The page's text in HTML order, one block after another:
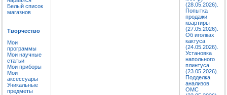
Белый список
магазнов
Творчество
Мои
программы
Мои научные
статьи
Мои приборы
Мои
аксессуары
Уникальные
предметы
(28.05.2026).
Попытка
продажи
квартиры
(27.05.2026).
Об иголках
кактуса
(24.05.2026).
Установка
напольного
плинтуса
(23.05.2026).
Подделка
анализов
ОМС